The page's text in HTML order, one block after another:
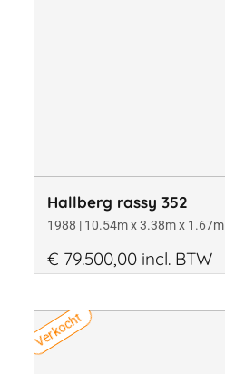
Hallberg rassy 352
1988 | 10.54m x 3.38m x 1.67m
€ 79.500,00 incl. BTW
Verkocht